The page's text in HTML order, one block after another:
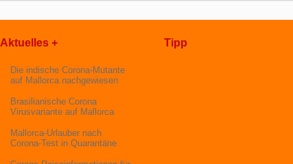
Aktuelles +
Die indische Corona-Mutante
auf Mallorca nachgewiesen
Brasilianische Corona
Virusvariante auf Mallorca
Mallorca-Urlauber nach
Corona-Test in Quarantäne
Tipp